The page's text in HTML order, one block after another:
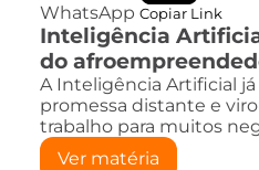
WhatsApp Copiar Link
Inteligência
do
A Inteligência Artificial
promessa distante e
trabalho para muitos
Ver matéria